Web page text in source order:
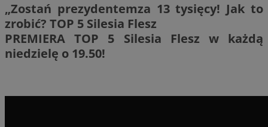
„Zostań prezydentemza 13 tysięcy! Jak to
zrobić? TOP 5 Silesia Flesz
PREMIERA TOP 5 Silesia Flesz w każdą
niedzielę o 19.50!